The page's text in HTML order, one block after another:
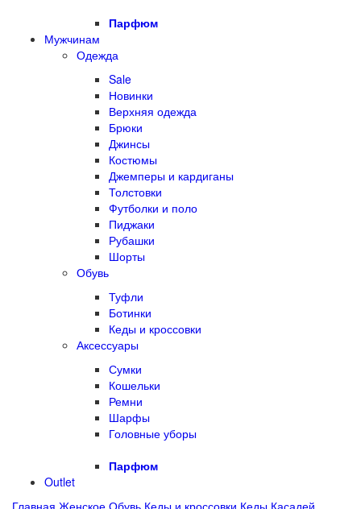
Парфюм
Мужчинам
Одежда
Sale
Новинки
Верхняя одежда
Брюки
Джинсы
Костюмы
Джемперы и кардиганы
Толстовки
Футболки и поло
Пиджаки
Рубашки
Шорты
Обувь
Туфли
Ботинки
Кеды и кроссовки
Аксессуары
Сумки
Кошельки
Ремни
Шарфы
Головные уборы
Парфюм
Outlet